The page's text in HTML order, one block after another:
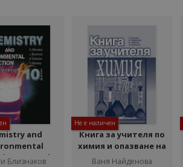
and
10. grade
Близнаков
Не е наличен
Книга за учителя по
химия и опазване на
околната среда за 7.
Ваня Найденова